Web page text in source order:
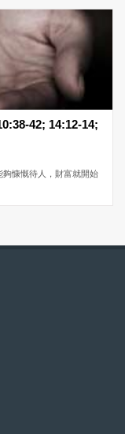
42; 14:12-14;
慷慨待人，財富就開始